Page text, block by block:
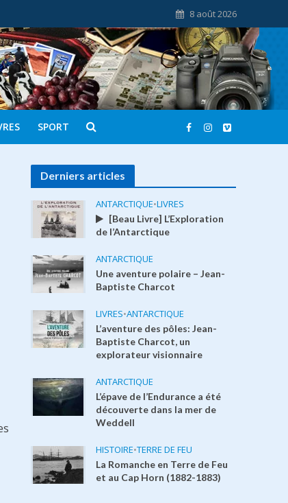
8 août 2026
SPORT
Derniers articles
ANTARCTIQUE•LIVRES
[Beau Livre] L’Exploration
de l’Antarctique
ANTARCTIQUE
Une aventure polaire – Jean-
Baptiste Charcot
LIVRES•ANTARCTIQUE
L’aventure des pôles: Jean-
Baptiste Charcot, un
explorateur visionnaire
ANTARCTIQUE
L’épave de l’Endurance a été
découverte dans la mer de
Weddell
HISTOIRE•TERRE DE FEU
La Romanche en Terre de Feu
et au Cap Horn (1882-1883)